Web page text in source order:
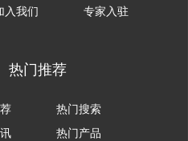
入我们 专家入驻
热门推荐
热门搜索
热门产品